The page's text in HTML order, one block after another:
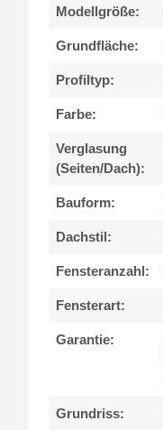
Modellgröße:
Grundfläche:
Profiltyp:
Farbe:
Verglasung
(Seiten/Dach):
Bauform:
Dachstil:
Fensteranzahl:
Fensterart:
Garantie:
Grundriss: